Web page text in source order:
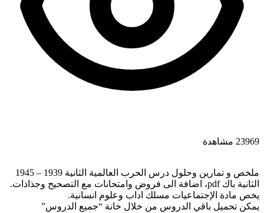
23969 مشاهدة
ملخص و تمارين وحلول درس الحرب العالمية الثانية 1939 – 1945
الثانية باك pdf، اضافة الى فروض وامتحانات مع التصحيح وجذاذات.
يخص مادة الإجتماعيات مسلك اداب وعلوم انسانية.
يمكن تحميل باقي الدروس من خلال خانة “جميع الدروس”